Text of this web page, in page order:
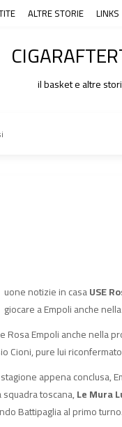
ALTRE STORIE LINKS
il basket e altre
uone notizie in casaUSE
giocare a Empoli anche
Rosa Empoli anche nella
Cioni, pure lui
appena conclusa,
squadra toscana,Le Mura
Battipaglia al primo turno.